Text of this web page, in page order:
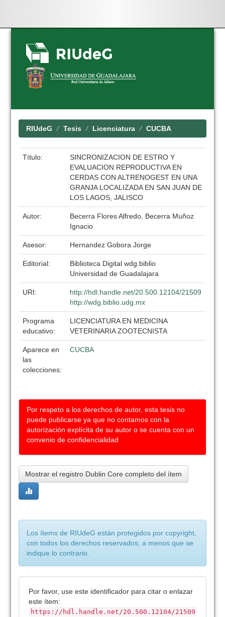
Skip
navigation
RIUdeG Tesis Licenciatura CUCBA
Título:
SINCRONIZACION DE ESTRO Y
EVALUACION REPRODUCTIVA EN
CERDAS CON ALTRENOGEST EN UNA
GRANJA LOCALIZADA EN SAN JUAN DE
LOS LAGOS, JALISCO
Autor:
Becerra Flores Alfredo, Becerra Muñoz
Ignacio
Asesor: Hernandez Gobora Jorge
Editorial:
Biblioteca Digital wdg.biblio
Universidad de Guadalajara
URI:
http://hdl.handle.net/20.500.12104/21509
http://wdg.biblio.udg.mx
Programa
educativo:
LICENCIATURA EN MEDICINA
VETERINARIA ZOOTECNISTA
Aparece en
las
colecciones:
CUCBA
Por respeto a los derechos de autor, esta tesis no
puede publicarse ya que no contamos con la
autorización explícita de su autor o se cuenta con un
convenio de confidencialidad
Mostrar el registro Dublin Core completo del ítem
Los ítems de RIUdeG están protegidos por copyright,
con todos los derechos reservados, a menos que se
indique lo contrario.
Por favor, use este identificador para citar o enlazar
este ítem:
https://hdl.handle.net/20.500.12104/21509